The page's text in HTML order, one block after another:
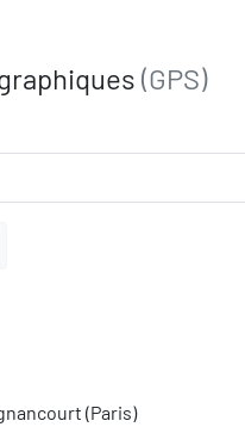
(GPS)
(Paris)